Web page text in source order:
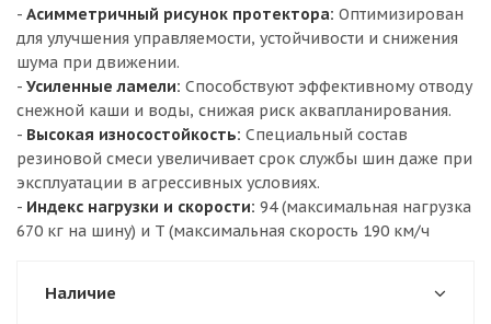
- Асимметричный рисунок протектора: Оптимизирован
для улучшения управляемости, устойчивости и снижения
шума при движении.
- Усиленные ламели: Способствуют эффективному отводу
снежной каши и воды, снижая риск аквапланирования.
- Высокая износостойкость: Специальный состав
резиновой смеси увеличивает срок службы шин даже при
эксплуатации в агрессивных условиях.
- Индекс нагрузки и скорости: 94 (максимальная нагрузка
670 кг на шину) и T (максимальная скорость 190 км/ч
Наличие